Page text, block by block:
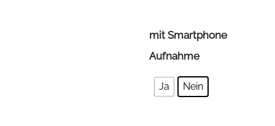
mit Smartphone
Aufnahme
Ja Nein